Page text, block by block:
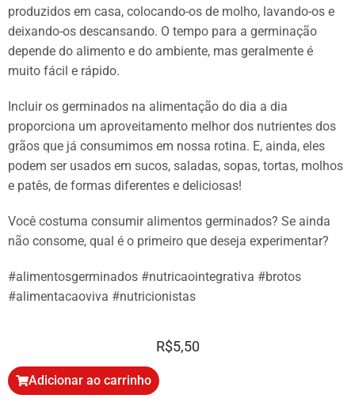
produzidos em casa, colocando-os de molho, lavando-os e
deixando-os descansando. O tempo para a germinação
depende do alimento e do ambiente, mas geralmente é
muito fácil e rápido.
Incluir os germinados na alimentação do dia a dia
proporciona um aproveitamento melhor dos nutrientes dos
grãos que já consumimos em nossa rotina. E, ainda, eles
podem ser usados em sucos, saladas, sopas, tortas, molhos
e patês, de formas diferentes e deliciosas!
Você costuma consumir alimentos germinados? Se ainda
não consome, qual é o primeiro que deseja experimentar?
#alimentosgerminados #nutricaointegrativa #brotos
#alimentacaoviva #nutricionistas
R$5,50
Adicionar ao carrinho